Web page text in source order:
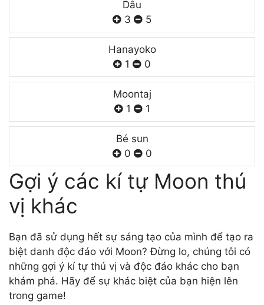
Dâu
3
5
Hanayoko
1
0
Moontaj
1
1
Bé sun
0
0
Gợi ý các kí tự Moon thú
vị khác
Bạn đã sử dụng hết sự sáng tạo của mình để tạo ra
biệt danh độc đáo với Moon? Đừng lo, chúng tôi có
những gợi ý kí tự thú vị và độc đáo khác cho bạn
khám phá. Hãy để sự khác biệt của bạn hiện lên
trong game!